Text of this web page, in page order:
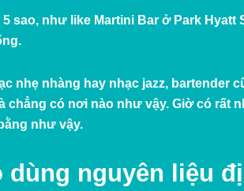
như like Martini Bar ở Park Hyatt
nhẹ nhàng hay nhạc jazz, bartender
có nơi nào như vậy. Giờ có rất
như vậy.
dùng nguyên liệu